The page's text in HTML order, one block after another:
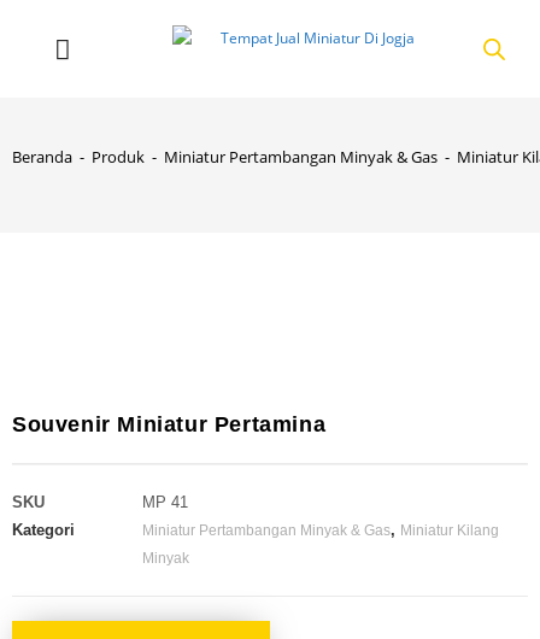
Beranda - Produk - Miniatur Pertambangan Minyak & Gas - Miniatur
Souvenir Miniatur Pertamina
SKU
MP 41
Kategori
Miniatur Pertambangan Minyak & Gas, Miniatur Kilang
Minyak